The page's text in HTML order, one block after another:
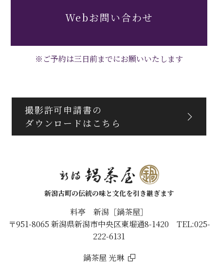
Webお問い合わせ
※ご予約は三日前までにお願いいたします
撮影許可申請書の
ダウンロードはこちら
新潟古町の伝統の味と文化を引き継ぎます
料亭 新潟［鍋茶屋］
〒951-8065 新潟県新潟市中央区東堀通8-1420 TEL:025-
222-6131
鍋茶屋 光琳